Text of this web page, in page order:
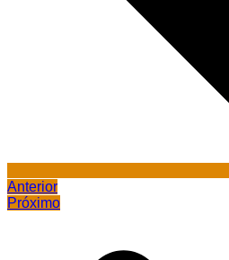
Anterior
Próximo